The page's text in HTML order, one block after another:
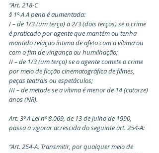
“Art. 218-C
§ 1º-A A pena é aumentada:
I – de 1/3 (um terço) a 2/3 (dois terços) se o crime
é praticado por agente que mantém ou tenha
mantido relação íntima de afeto com a vítima ou
com o fim de vingança ou humilhação;
II – de 1/3 (um terço) se o agente comete o crime
por meio de ficção cinematográfica de filmes,
peças teatrais ou espetáculos;
III – de metade se a vítima é menor de 14 (catorze)
anos (NR).
Art. 3º A Lei nº 8.069, de 13 de julho de 1990,
passa a vigorar acrescida do seguinte art. 254-A:
“Art. 254-A. Transmitir, por qualquer meio de